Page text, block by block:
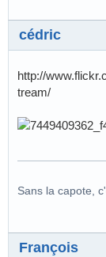
cédric
http://
tream/
Sans la capote,
François